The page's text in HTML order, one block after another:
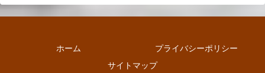
ホーム
プライバシーポリシー
サイトマップ